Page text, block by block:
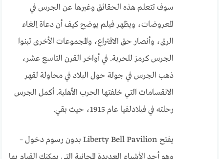
سوف تتعلم هذه الحقائق وغيرها عن الجرس في
المعروضات، ويظهر فيلم يوضح كيف أن دعاة إلغاء
الرق، وأنصار حق الاقتراع، والمجموعات الأخرى تبنوا
الجرس كرمز للحرية. في أواخر القرن التاسع عشر،
ذهب الجرس في جولة حول البلاد في محاولة لقهر
الانقسامات التي خلفتها الحرب الأهلية. أكمل الجرس
رحلته في فيلادلفيا عام 1915، حيث بقي.
يفتح Liberty Bell Pavilion بدون رسوم دخول –
وهو أحد الأشياء العديدة المجانية التي يمكنك القيام بها